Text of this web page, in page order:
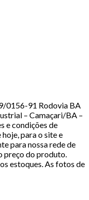
0156-91 Rodovia BA
– Camaçari/BA –
e condições de
para o site e
para nossa rede de
preço do produto.
estoques. As fotos de